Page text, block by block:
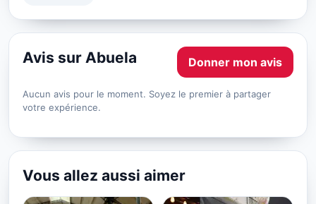
Avis sur Abuela Donner mon avis
Aucun avis pour le moment. Soyez le premier à partager
votre expérience.
Vous allez aussi aimer